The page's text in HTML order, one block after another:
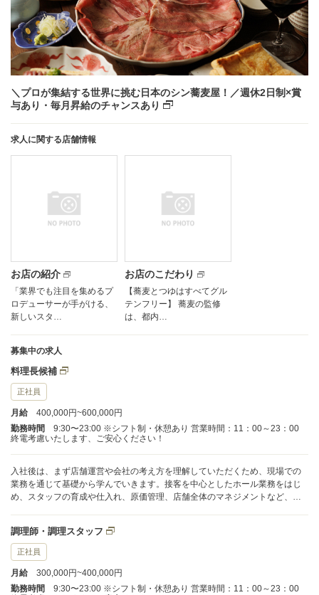
＼プロが集結する世界に挑む日本のシン蕎麦屋！／週休2日制×賞
与あり・毎月昇給のチャンスあり
求人に関する店舗情報
お店の紹介
「業界でも注目を集めるプ
ロデューサーが手がける、
新しいスタ…
お店のこだわり
【蕎麦とつゆはすべてグル
テンフリー】 蕎麦の監修
は、都内…
募集中の求人
料理長候補
正社員
月給
400,000円~600,000円
勤務時間
9:30〜23:00 ※シフト制・休憩あり 営業時間：11：00～23：00
終電考慮いたします、ご安心ください！
入社後は、まず店舗運営や会社の考え方を理解していただくため、現場での
業務を通じて基礎から学んでいきます。接客を中心としたホール業務をはじ
め、スタッフの育成や仕入れ、原価管理、店舗全体のマネジメントなど、幅
す。分からないことや不安な点は、いつでも気軽に相談できる体制が整って
います。 店長として実績を積んだ後は、スーパーバイザーや統括料理長、業
態開発、商品企画など、さまざまなキャリアパスに挑戦することが可能で
す。また、充実した独立支援制度も用意しており、将来的に自分のお店を持
ちたい方も安心してステップアップできます。 会社の成長とともに、自身の
調理師・調理スタッフ
正社員
月給
300,000円~400,000円
勤務時間
9:30〜23:00 ※シフト制・休憩あり 営業時間：11：00～23：00